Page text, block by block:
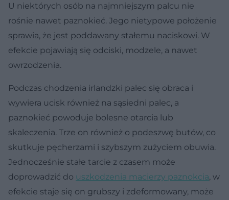
U niektórych osób na najmniejszym palcu nie
rośnie nawet paznokieć. Jego nietypowe położenie
sprawia, że jest poddawany stałemu naciskowi. W
efekcie pojawiają się odciski, modzele, a nawet
owrzodzenia.
Podczas chodzenia irlandzki palec się obraca i
wywiera ucisk również na sąsiedni palec, a
paznokieć powoduje bolesne otarcia lub
skaleczenia. Trze on również o podeszwę butów, co
skutkuje pęcherzami i szybszym zużyciem obuwia.
Jednocześnie stałe tarcie z czasem może
doprowadzić do uszkodzenia macierzy paznokcia, w
efekcie staje się on grubszy i zdeformowany, może